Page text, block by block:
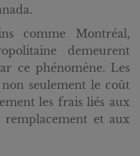
comme Montréal,
demeurent
ce phénomène. Les
seulement le coût
les frais liés aux
remplacement et aux